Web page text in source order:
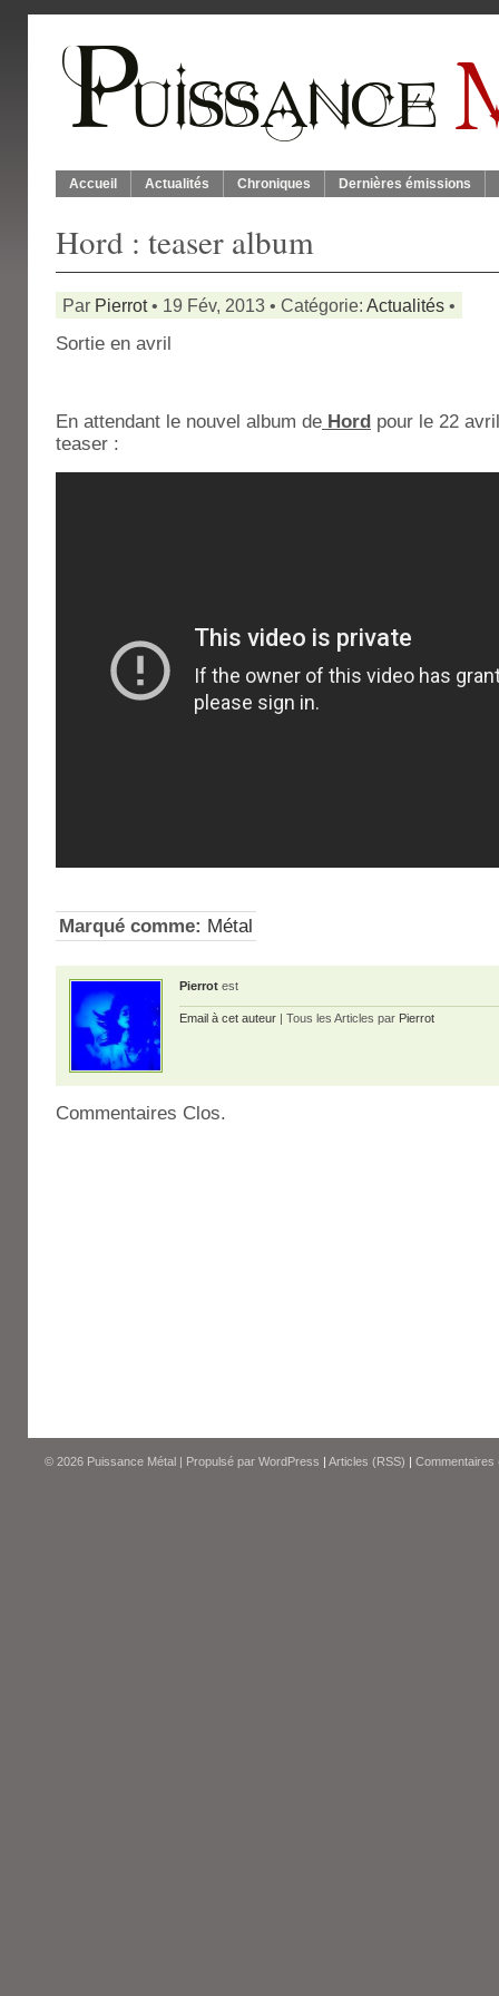
Accueil Actualités Chroniques Dernières émissions
Hord : teaser album
Par Pierrot• 19 Fév, 2013 • Catégorie: Actualités •
Sortie en avril
En attendant le nouvel album de Hord pour le 22
teaser :
Marqué comme: Métal
Pierrot est
Email à cet auteur | Tous les Articles par Pierrot
Commentaires Clos.
© 2026 Puissance Métal | Propulsé par WordPress | Articles (RSS) | Commentaires